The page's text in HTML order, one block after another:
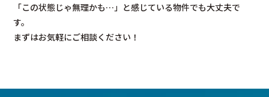
「この状態じゃ無理かも…」と感じている物件でも大丈夫で
す。
まずはお気軽にご相談ください！